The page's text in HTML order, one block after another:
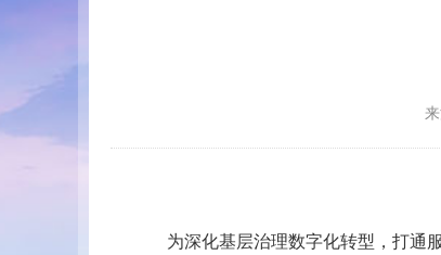
为深化基层治理数字化转型，打通